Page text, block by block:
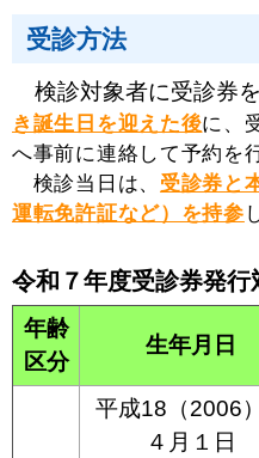
受診方法
検診対象者に受診券を
き誕生日を迎えた後に、
へ事前に連絡して予約を
検診当日は、 受診券と
運転免許証など）を持参
令和７年度受診券発行
年齢
区分
生年月日
平成18（2006
４月１日